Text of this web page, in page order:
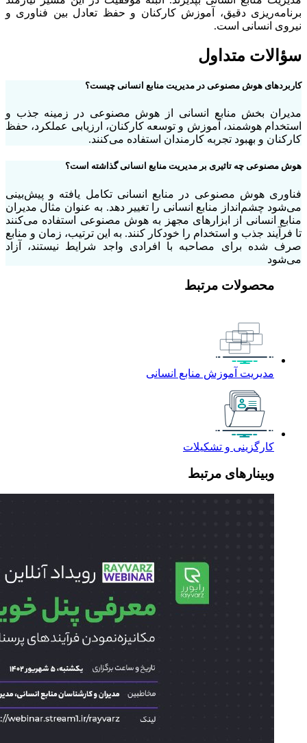
برنامه‌ریزی دقیق، آموزش کارکنان و حفظ تعادل بین فناوری و
نیروی انسانی است.
سؤالات متداول
کاربردهای هوش مصنوعی در مدیریت منابع انسانی چیست؟
مدیران بخش منابع انسانی از هوش مصنوعی در زمینه جذب و
استخدام هوشمند، آموزش و توسعه کارکنان، ارزیابی عملکرد، حفظ
کارکنان و بهبود تجربه کارمندان استفاده می‌کنند.
هوش مصنوعی چه تاثیری بر مدیریت منابع انسانی گذاشته است؟
فناوری هوش مصنوعی در منابع انسانی تکامل یافته و پیش‌بینی
می‌شود چشم‎‌انداز منابع انسانی را تغییر دهد. به عنوان مثال مدیران
منابع انسانی از ابزارهای مجهز به هوش مصنوعی استفاده می‌کنند
تا فرآیند جذب و استخدام را خودکار کنند. به این ترتیب، زمان و منابع
صرف شده برای مصاحبه با افرادی واجد شرایط نیستند، آزاد
می‌شود
محصولات مرتبط
مدیریت آموزش منابع انسانی
کارگزینی و تشکیلات
وبینارهای مرتبط